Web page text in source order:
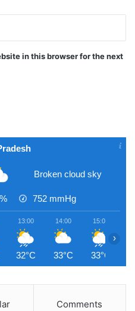
in this browser for the next
Broken cloud sky
752 mmHg
13:00
32°C
14:00
33°C
15:00
33°C
›
Comments